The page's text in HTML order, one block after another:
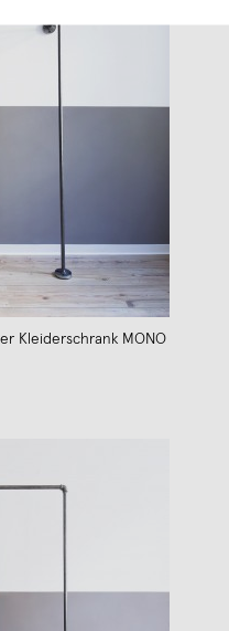
Kleiderschrank MONO